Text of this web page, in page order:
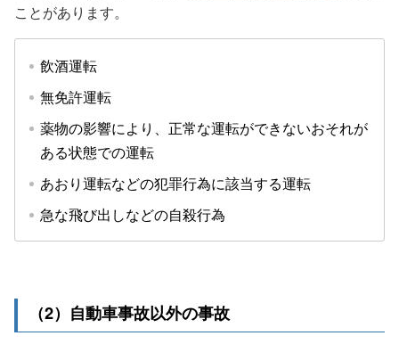
ことがあります。
飲酒運転
無免許運転
薬物の影響により、正常な運転ができないおそれが
ある状態での運転
あおり運転などの犯罪行為に該当する運転
急な飛び出しなどの自殺行為
（2）自動車事故以外の事故